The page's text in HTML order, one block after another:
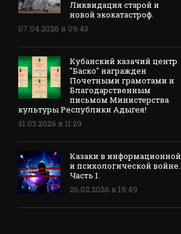
Ликвидация старой и
новой экокатастроф.
07.04.2026 в 09:43
Кубанский казачий центр
"Баско" награжден
Почетными грамотами и
Благодарственным
письмом Министерства
культуры Республики Адыгея!
31.03.2026 в 11:29
Казаки в информационной
и психологической войне.
Часть I.
26.02.2026 в 19:49